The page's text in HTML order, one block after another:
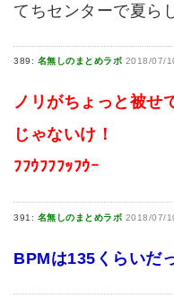
てちセンターで夏ら
389: 名無しのまとめラボ 2018/07/
ノリがちょっと被せ
じゃないけ！
ﾌﾌｳﾌﾌﾌｯﾌｳｰ
391: 名無しのまとめラボ 2018/07/
BPMは135くらいだ